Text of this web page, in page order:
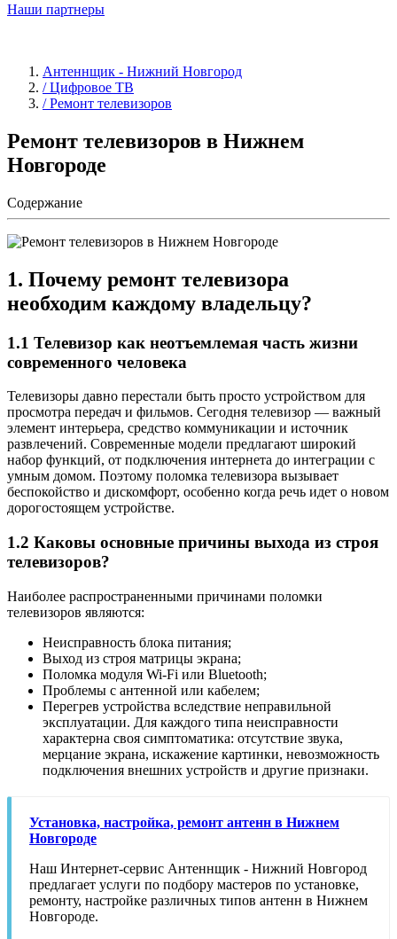
Наши партнеры
Антеннщик - Нижний Новгород
/ Цифровое ТВ
/ Ремонт телевизоров
Ремонт телевизоров в Нижнем
Новгороде
Содержание
1. Почему ремонт телевизора
необходим каждому владельцу?
1.1 Телевизор как неотъемлемая часть жизни
современного человека
Телевизоры давно перестали быть просто устройством для
просмотра передач и фильмов. Сегодня телевизор — важный
элемент интерьера, средство коммуникации и источник
развлечений. Современные модели предлагают широкий
набор функций, от подключения интернета до интеграции с
умным домом. Поэтому поломка телевизора вызывает
беспокойство и дискомфорт, особенно когда речь идет о новом
дорогостоящем устройстве.
1.2 Каковы основные причины выхода из строя
телевизоров?
Наиболее распространенными причинами поломки
телевизоров являются:
Неисправность блока питания;
Выход из строя матрицы экрана;
Поломка модуля Wi-Fi или Bluetooth;
Проблемы с антенной или кабелем;
Перегрев устройства вследствие неправильной
эксплуатации. Для каждого типа неисправности
характерна своя симптоматика: отсутствие звука,
мерцание экрана, искажение картинки, невозможность
подключения внешних устройств и другие признаки.
Установка, настройка, ремонт антенн в Нижнем
Новгороде
Наш Интернет-сервис Антеннщик - Нижний Новгород
предлагает услуги по подбору мастеров по установке,
ремонту, настройке различных типов антенн в Нижнем
Новгороде.